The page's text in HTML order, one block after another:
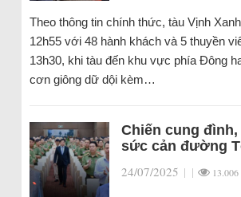
Theo thông tin chính thức, tàu Vịnh
12h55 với 48 hành khách và 5 thuyền
13h30, khi tàu đến khu vực phía Đông
cơn giông dữ dội kèm…
Chiến cung
sức cản đường
24/07/2025 | | 13.006